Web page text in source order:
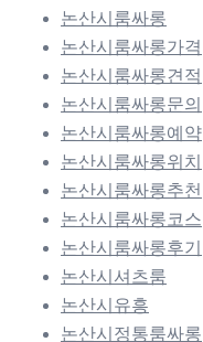
논산시룸싸롱
논산시룸싸롱가격
논산시룸싸롱견적
논산시룸싸롱문의
논산시룸싸롱예약
논산시룸싸롱위치
논산시룸싸롱추천
논산시룸싸롱코스
논산시룸싸롱후기
논산시셔츠룸
논산시유흥
논산시정통룸싸롱